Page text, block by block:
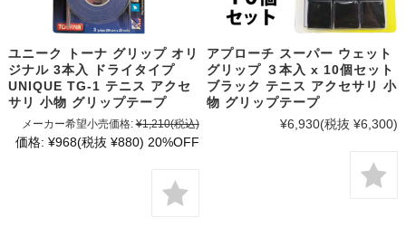
ユニーク トーナ グリップ オリ
ジナル 3本入 ドライタイプ
UNIQUE TG-1 テニス アクセ
サリ 小物 グリップテープ
メーカー希望小売価格: ¥1,210(税込)
価格: ¥968(税抜 ¥880) 20%OFF
アプローチ スーパー ウェット
グリップ ３本入 x 10個セット
ブラック テニス アクセサリ 小
物 グリップテープ
¥6,930(税抜 ¥6,300)